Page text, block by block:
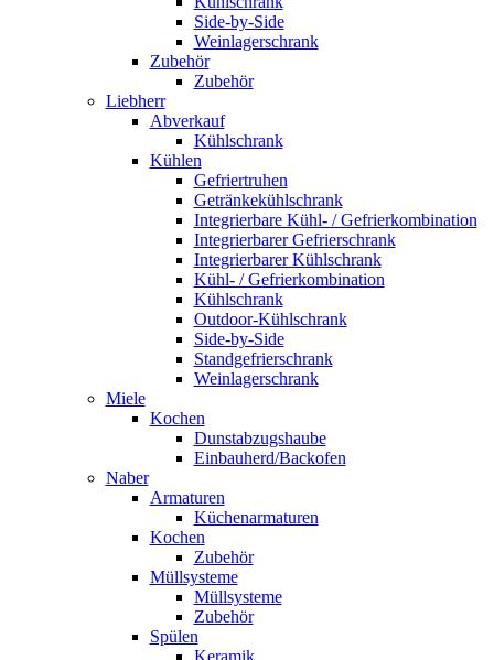
Side-by-Side
Weinlagerschrank
Zubehör
Zubehör
Liebherr
Abverkauf
Kühlschrank
Kühlen
Gefriertruhen
Getränkekühlschrank
Integrierbare Kühl- / Gefrierkombination
Integrierbarer Gefrierschrank
Integrierbarer Kühlschrank
Kühl- / Gefrierkombination
Kühlschrank
Outdoor-Kühlschrank
Side-by-Side
Standgefrierschrank
Weinlagerschrank
Miele
Kochen
Dunstabzugshaube
Einbauherd/Backofen
Naber
Armaturen
Küchenarmaturen
Kochen
Zubehör
Müllsysteme
Müllsysteme
Zubehör
Spülen
Keramik